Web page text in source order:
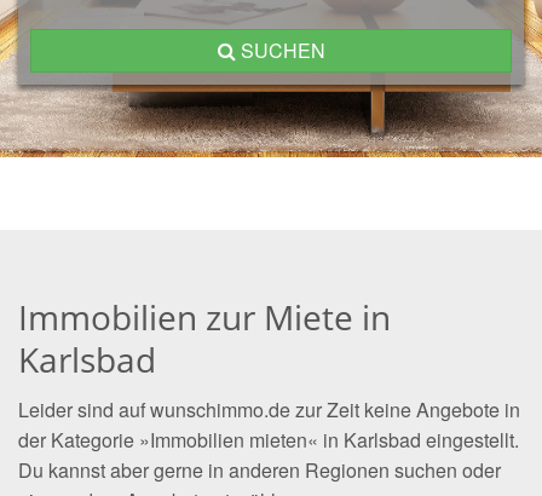
SUCHEN
Immobilien zur Miete in
Karlsbad
Leider sind auf wunschimmo.de zur Zeit keine Angebote in
der Kategorie »Immobilien mieten« in Karlsbad eingestellt.
Du kannst aber gerne in anderen Regionen suchen oder